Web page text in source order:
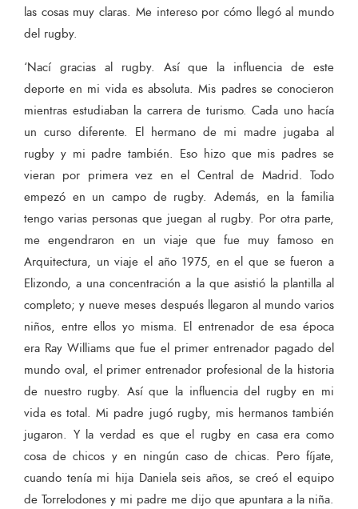
las cosas muy claras. Me intereso por cómo llegó al mundo
del rugby.
‘Nací gracias al rugby. Así que la influencia de este
deporte en mi vida es absoluta. Mis padres se conocieron
mientras estudiaban la carrera de turismo. Cada uno hacía
un curso diferente. El hermano de mi madre jugaba al
rugby y mi padre también. Eso hizo que mis padres se
vieran por primera vez en el Central de Madrid. Todo
empezó en un campo de rugby. Además, en la familia
tengo varias personas que juegan al rugby. Por otra parte,
me engendraron en un viaje que fue muy famoso en
Arquitectura, un viaje el año 1975, en el que se fueron a
Elizondo, a una concentración a la que asistió la plantilla al
completo; y nueve meses después llegaron al mundo varios
niños, entre ellos yo misma. El entrenador de esa época
era Ray Williams que fue el primer entrenador pagado del
mundo oval, el primer entrenador profesional de la historia
de nuestro rugby. Así que la influencia del rugby en mi
vida es total. Mi padre jugó rugby, mis hermanos también
jugaron. Y la verdad es que el rugby en casa era como
cosa de chicos y en ningún caso de chicas. Pero fíjate,
cuando tenía mi hija Daniela seis años, se creó el equipo
de Torrelodones y mi padre me dijo que apuntara a la niña.